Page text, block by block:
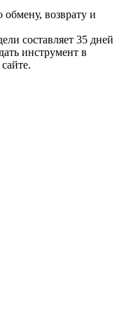
возврату и
составляет 35 дней
инструмент в